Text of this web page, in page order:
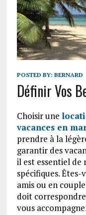
POSTED BY: BERNARD
Définir Vos
Choisir une
vacances en
prendre à la
garantir des
il est essentiel de
spécifiques.
amis ou en
doit
vous